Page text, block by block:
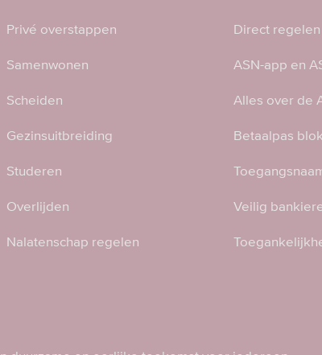
Privé overstappen
Samenwonen
Scheiden
Gezinsuitbreiding
Studeren
Overlijden
Nalatenschap regelen
Direct regelen
ASN-app en
Alles over de
Betaalpas
Veilig